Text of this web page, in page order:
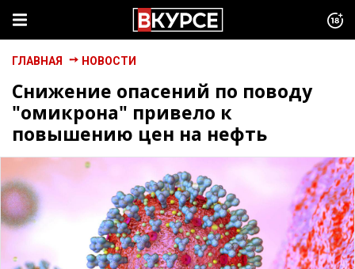
ГЛАВНАЯ НОВОСТИ
Снижение опасений по поводу
"омикрона" привело к
повышению цен на нефть